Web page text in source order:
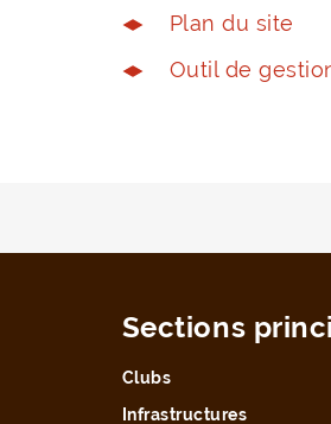
Plan du site
Outil de
Sections
Clubs
Infrastructures